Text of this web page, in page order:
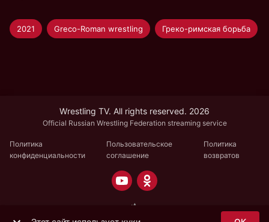
2021 Greco-Roman wrestling Греко-римская борьба
Wrestling TV. All rights reserved. 2026
Official Russian Wrestling Federation streaming service
Политика
конфиденциальности
Пользовательское
соглашение
Политика
возвратов